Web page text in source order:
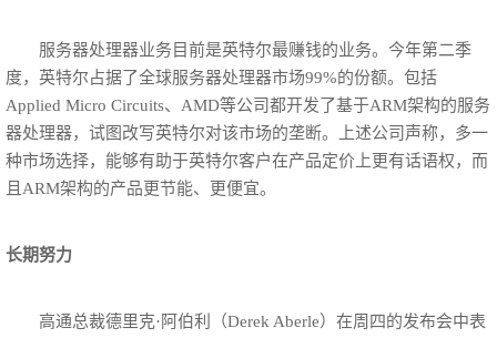
服务器处理器业务目前是英特尔最赚钱的业务。今年第二季
度，英特尔占据了全球服务器处理器市场99%的份额。包括
Applied Micro Circuits、AMD等公司都开发了基于ARM架构的服务
器处理器，试图改写英特尔对该市场的垄断。上述公司声称，多一
种市场选择，能够有助于英特尔客户在产品定价上更有话语权，而
且ARM架构的产品更节能、更便宜。
长期努力
高通总裁德里克·阿伯利（Derek Aberle）在周四的发布会中表